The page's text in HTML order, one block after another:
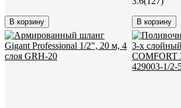
В корзину В корзину